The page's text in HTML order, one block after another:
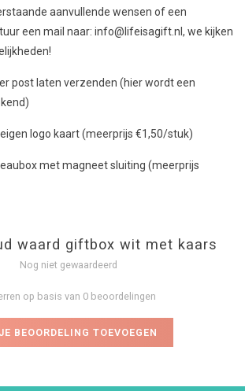
aanvullende wensen of een
een mail naar: info@lifeisagift.nl , we kijken
post laten verzenden (hier wordt een
logo kaart (meerprijs €1,50/stuk)
met magneet sluiting (meerprijs
waard giftbox wit met kaars
Nog niet gewaardeerd
op basis van 0 beoordelingen
JE BEOORDELING TOEVOEGEN